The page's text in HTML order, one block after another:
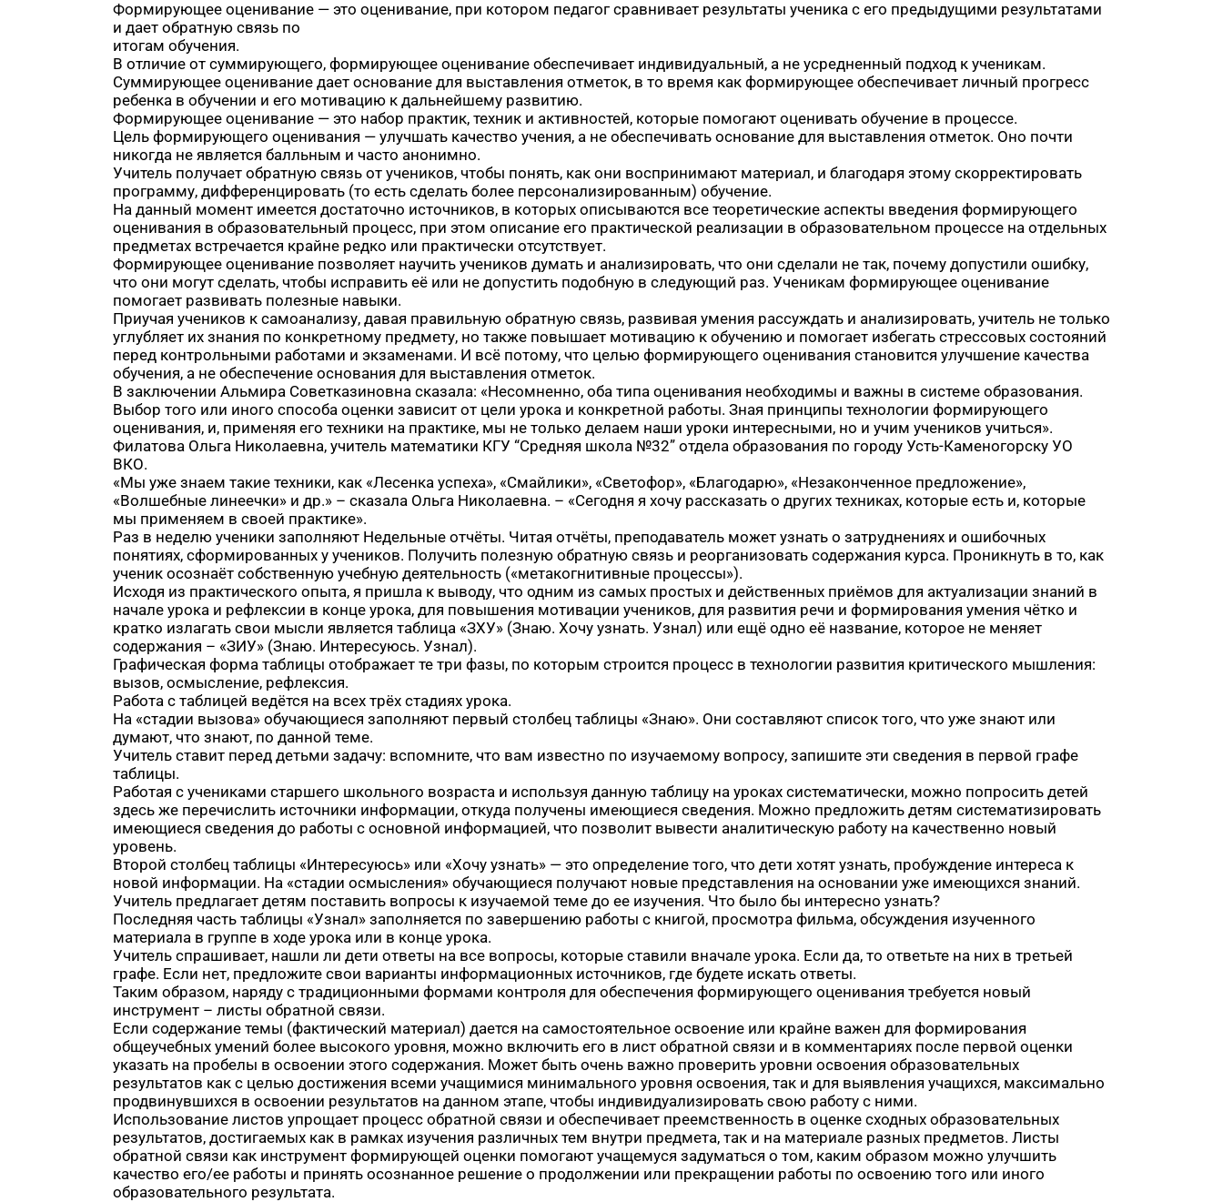
Формирующее оценивание — это оценивание, при котором педагог сравнивает результаты ученика с его предыдущими результатами
и дает обратную связь по
итогам обучения.
В отличие от суммирующего, формирующее оценивание обеспечивает индивидуальный, а не усредненный подход к ученикам.
Суммирующее оценивание дает основание для выставления отметок, в то время как формирующее обеспечивает личный прогресс
ребенка в обучении и его мотивацию к дальнейшему развитию.
Формирующее оценивание — это набор практик, техник и активностей, которые помогают оценивать обучение в процессе.
Цель формирующего оценивания — улучшать качество учения, а не обеспечивать основание для выставления отметок. Оно почти
никогда не является балльным и часто анонимно.
Учитель получает обратную связь от учеников, чтобы понять, как они воспринимают материал, и благодаря этому скорректировать
программу, дифференцировать (то есть сделать более персонализированным) обучение.
На данный момент имеется достаточно источников, в которых описываются все теоретические аспекты введения формирующего
оценивания в образовательный процесс, при этом описание его практической реализации в образовательном процессе на отдельных
предметах встречается крайне редко или практически отсутствует.
Формирующее оценивание позволяет научить учеников думать и анализировать, что они сделали не так, почему допустили ошибку,
что они могут сделать, чтобы исправить её или не допустить подобную в следующий раз. Ученикам формирующее оценивание
помогает развивать полезные навыки.
Приучая учеников к самоанализу, давая правильную обратную связь, развивая умения рассуждать и анализировать, учитель не только
углубляет их знания по конкретному предмету, но также повышает мотивацию к обучению и помогает избегать стрессовых состояний
перед контрольными работами и экзаменами. И всё потому, что целью формирующего оценивания становится улучшение качества
обучения, а не обеспечение основания для выставления отметок.
В заключении Альмира Советказиновна сказала: «Несомненно, оба типа оценивания необходимы и важны в системе образования.
Выбор того или иного способа оценки зависит от цели урока и конкретной работы. Зная принципы технологии формирующего
оценивания, и, применяя его техники на практике, мы не только делаем наши уроки интересными, но и учим учеников учиться».
Филатова Ольга Николаевна, учитель математики КГУ “Средняя школа №32” отдела образования по городу Усть-Каменогорску УО
ВКО.
«Мы уже знаем такие техники, как «Лесенка успеха», «Смайлики», «Светофор», «Благодарю», «Незаконченное предложение»,
«Волшебные линеечки» и др.» – сказала Ольга Николаевна. – «Сегодня я хочу рассказать о других техниках, которые есть и, которые
мы применяем в своей практике».
Раз в неделю ученики заполняют Недельные отчёты. Читая отчёты, преподаватель может узнать о затруднениях и ошибочных
понятиях, сформированных у учеников. Получить полезную обратную связь и реорганизовать содержания курса. Проникнуть в то, как
ученик осознаёт собственную учебную деятельность («метакогнитивные процессы»).
Исходя из практического опыта, я пришла к выводу, что одним из самых простых и действенных приёмов для актуализации знаний в
начале урока и рефлексии в конце урока, для повышения мотивации учеников, для развития речи и формирования умения чётко и
кратко излагать свои мысли является таблица «ЗХУ» (Знаю. Хочу узнать. Узнал) или ещё одно её название, которое не меняет
содержания – «ЗИУ» (Знаю. Интересуюсь. Узнал).
Графическая форма таблицы отображает те три фазы, по которым строится процесс в технологии развития критического мышления:
вызов, осмысление, рефлексия.
Работа с таблицей ведётся на всех трёх стадиях урока.
На «стадии вызова» обучающиеся заполняют первый столбец таблицы «Знаю». Они составляют список того, что уже знают или
думают, что знают, по данной теме.
Учитель ставит перед детьми задачу: вспомните, что вам известно по изучаемому вопросу, запишите эти сведения в первой графе
таблицы.
Работая с учениками старшего школьного возраста и используя данную таблицу на уроках систематически, можно попросить детей
здесь же перечислить источники информации, откуда получены имеющиеся сведения. Можно предложить детям систематизировать
имеющиеся сведения до работы с основной информацией, что позволит вывести аналитическую работу на качественно новый
уровень.
Второй столбец таблицы «Интересуюсь» или «Хочу узнать» — это определение того, что дети хотят узнать, пробуждение интереса к
новой информации. На «стадии осмысления» обучающиеся получают новые представления на основании уже имеющихся знаний.
Учитель предлагает детям поставить вопросы к изучаемой теме до ее изучения. Что было бы интересно узнать?
Последняя часть таблицы «Узнал» заполняется по завершению работы с книгой, просмотра фильма, обсуждения изученного
материала в группе в ходе урока или в конце урока.
Учитель спрашивает, нашли ли дети ответы на все вопросы, которые ставили вначале урока. Если да, то ответьте на них в третьей
графе. Если нет, предложите свои варианты информационных источников, где будете искать ответы.
Таким образом, наряду с традиционными формами контроля для обеспечения формирующего оценивания требуется новый
инструмент – листы обратной связи.
Если содержание темы (фактический материал) дается на самостоятельное освоение или крайне важен для формирования
общеучебных умений более высокого уровня, можно включить его в лист обратной связи и в комментариях после первой оценки
указать на пробелы в освоении этого содержания. Может быть очень важно проверить уровни освоения образовательных
результатов как с целью достижения всеми учащимися минимального уровня освоения, так и для выявления учащихся, максимально
продвинувшихся в освоении результатов на данном этапе, чтобы индивидуализировать свою работу с ними.
Использование листов упрощает процесс обратной связи и обеспечивает преемственность в оценке сходных образовательных
результатов, достигаемых как в рамках изучения различных тем внутри предмета, так и на материале разных предметов. Листы
обратной связи как инструмент формирующей оценки помогают учащемуся задуматься о том, каким образом можно улучшить
качество его/ее работы и принять осознанное решение о продолжении или прекращении работы по освоению того или иного
образовательного результата.